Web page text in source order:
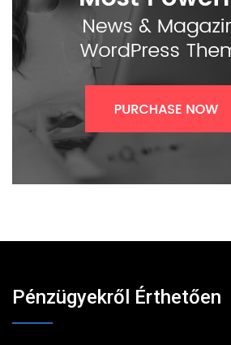
Pénzügyekről Érthetően